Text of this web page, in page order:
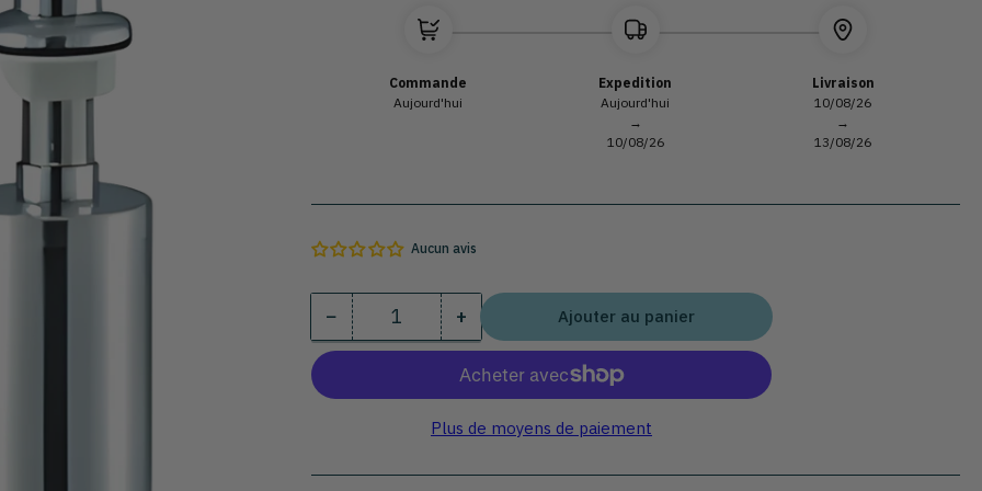
Commande
Aujourd'hui
Expedition
Aujourd'hui
→
10/08/26
Livraison
10/08/26
→
13/08/26
Aucun avis
− Diminuer
la
pour
Distributeur
savon
Quantité +Augmenter
la
quantité
pour
Distributeur
savon
Ajouter au panier
Plus de moyens de paiement